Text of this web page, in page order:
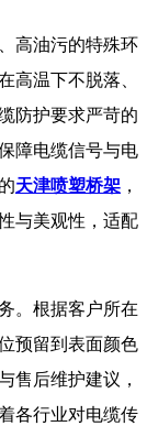
高油污的特殊环
高温下不脱落、
防护要求严苛的
障电缆信号与电
天津喷塑桥架 ，
与美观性，适配
。根据客户所在
预留到表面颜色
售后维护建议，
各行业对电缆传